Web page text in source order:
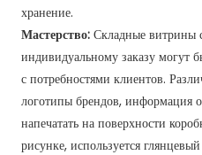
хранение.
Мастерство: Складные витрины
индивидуальному заказу могут
с потребностями клиентов.
логотипы брендов, информация
напечатать на поверхности
рисунке, используется